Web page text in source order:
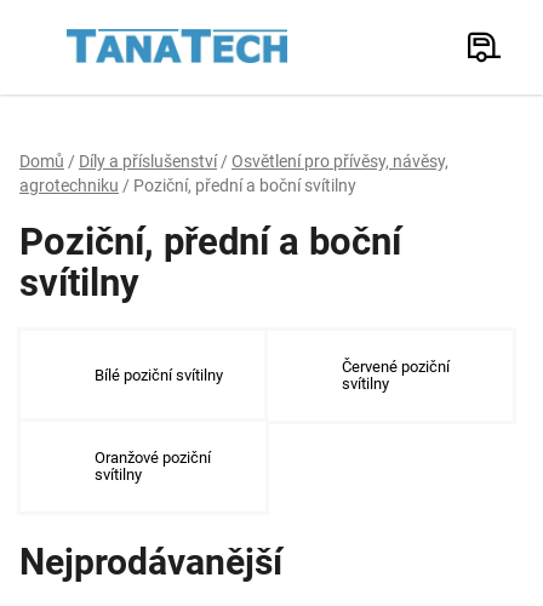
Hledat
Domů / Díly a příslušenství / Osvětlení pro přívěsy, návěsy,
agrotechniku / Poziční, přední a boční svítilny
Poziční, přední a boční
svítilny
Bílé poziční svítilny
Červené poziční
svítilny
Oranžové poziční
svítilny
Nejprodávanější